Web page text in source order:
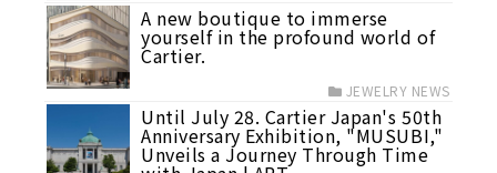
A new boutique to immerse
yourself in the profound world of
Cartier.
JEWELRY NEWS
Until July 28. Cartier Japan's 50th
Anniversary Exhibition, "MUSUBI,"
Unveils a Journey Through Time